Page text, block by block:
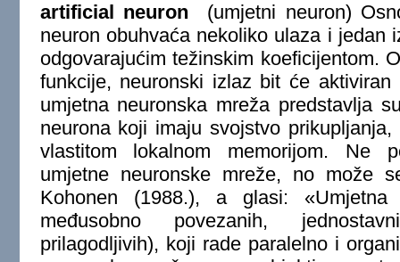
artificial neuron (umjetni neuron)
neuron obuhvaća nekoliko ulaza i jedan
odgovarajućim težinskim koeficijentom.
funkcije, neuronski izlaz bit će
umjetna neuronska mreža predstavlja
neurona koji imaju svojstvo
vlastitom lokalnom memorijom. Ne
umjetne neuronske mreže, no može
Kohonen (1988.), a glasi:
međusobno povezanih,
prilagodljivih), koji rade paralelno i